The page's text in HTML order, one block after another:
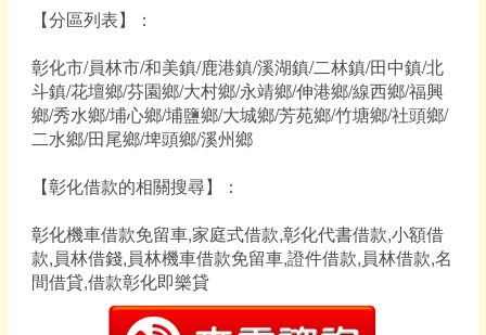
【分區列表】：
彰化市/員林市/和美鎮/鹿港鎮/溪湖鎮/二林鎮/田中鎮/北
斗鎮/花壇鄉/芬園鄉/大村鄉/永靖鄉/伸港鄉/線西鄉/福興
鄉/秀水鄉/埔心鄉/埔鹽鄉/大城鄉/芳苑鄉/竹塘鄉/社頭鄉/
二水鄉/田尾鄉/埤頭鄉/溪州鄉
【彰化借款的相關搜尋】：
彰化機車借款免留車,家庭式借款,彰化代書借款,小額借
款,員林借錢,員林機車借款免留車,證件借款,員林借款,名
間借貸,借款彰化即樂貸